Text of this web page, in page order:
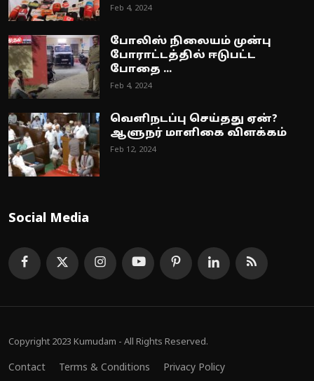
Feb 4, 2024
போலிஸ் நிலையம் முன்பு
போராட்டத்தில் ஈடுபட்ட
போதை ...
Feb 4, 2024
வெளிநடப்பு செய்தது ஏன்?
ஆளுநர் மாளிகை விளக்கம்
Feb 12, 2024
Social Media
Copyright 2023 Kumudam - All Rights Reserved.
Contact Terms & Conditions Privacy Policy